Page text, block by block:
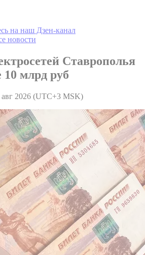
на наш Дзен-канал
новости
Ставрополья
млрд руб
2026 (UTC+3 MSK)